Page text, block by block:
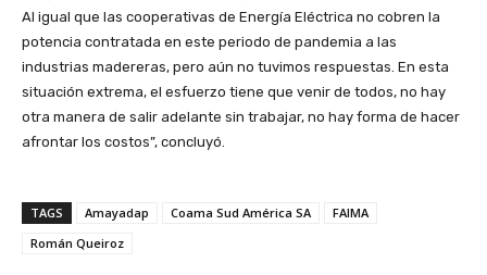
Al igual que las cooperativas de Energía Eléctrica no cobren la
potencia contratada en este periodo de pandemia a las
industrias madereras, pero aún no tuvimos respuestas. En esta
situación extrema, el esfuerzo tiene que venir de todos, no hay
otra manera de salir adelante sin trabajar, no hay forma de hacer
afrontar los costos”, concluyó.
TAGS Amayadap Coama Sud América SA
FAIMA
Román Queiroz